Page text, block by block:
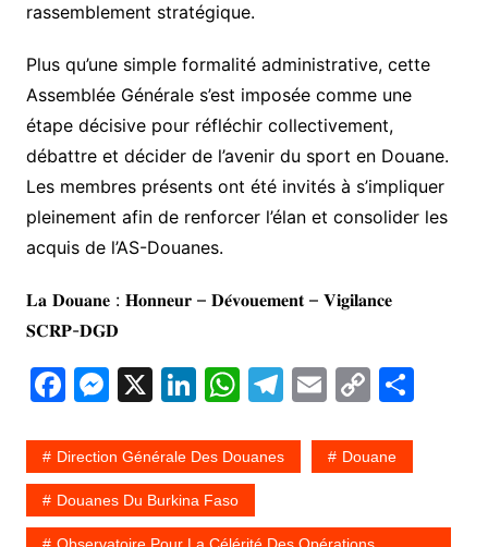
rassemblement stratégique.
Plus qu’une simple formalité administrative, cette
Assemblée Générale s’est imposée comme une
étape décisive pour réfléchir collectivement,
débattre et décider de l’avenir du sport en Douane.
Les membres présents ont été invités à s’impliquer
pleinement afin de renforcer l’élan et consolider les
acquis de l’AS-Douanes.
𝐋𝐚 𝐃𝐨𝐮𝐚𝐧𝐞 : 𝐇𝐨𝐧𝐧𝐞𝐮𝐫 – 𝐃𝐞́𝐯𝐨𝐮𝐞𝐦𝐞𝐧𝐭 – 𝐕𝐢𝐠𝐢𝐥𝐚𝐧𝐜𝐞
𝐒𝐂𝐑𝐏-𝐃𝐆𝐃
F
c
e
b
M
s
s
e
X Li
k
e
dI
W
at
s
A
T
e
a
E
ai
C
p
Li
P
er
Direction Générale Des Douanes Douane
Douanes Du Burkina Faso